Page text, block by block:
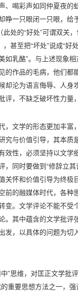
、喝彩声如同仲夏夜
睁一只眼闭一只眼，给
此处的“好处”可谓双关
，甚至把“坏处”说成“
如乳酪”。与上述现象
的作品的毛病，他们都
却沦为语言侮辱、人身
评，不缺乏破坏性力量
，文学的形态更加丰富
究与价值引导，其本
效性，必须坚持以文
，同时要做到“修辞立
关怀和价值引导为终极
前的融媒体时代，各
变。文学评论不能不受
。其中蕴含的文学批
发，以具体的问题为切
”思维，对匡正文学批
重要思想方法之一，